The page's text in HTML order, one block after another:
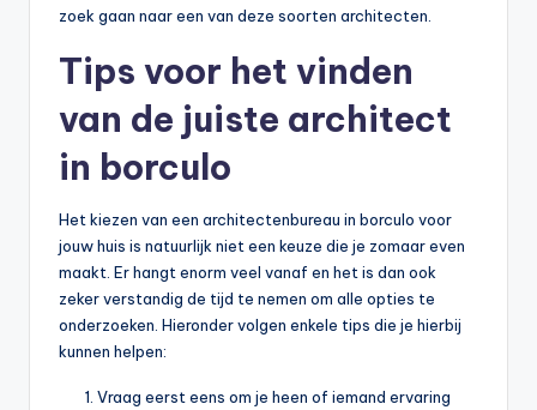
zoek gaan naar een van deze soorten architecten.
Tips voor het vinden
van de juiste architect
in borculo
Het kiezen van een architectenbureau in borculo voor
jouw huis is natuurlijk niet een keuze die je zomaar even
maakt. Er hangt enorm veel vanaf en het is dan ook
zeker verstandig de tijd te nemen om alle opties te
onderzoeken. Hieronder volgen enkele tips die je hierbij
kunnen helpen:
Vraag eerst eens om je heen of iemand ervaring